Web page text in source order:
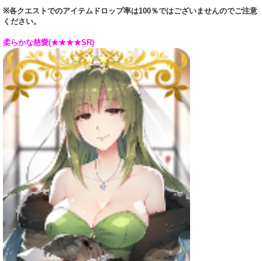
※各クエストでのアイテムドロップ率は100％ではございませんのでご注意
ください。
柔らかな慈愛(★★★★SR)